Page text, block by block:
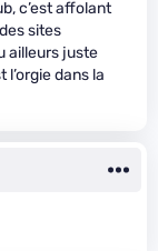
c’est affolant
sites
ailleurs juste
dans la